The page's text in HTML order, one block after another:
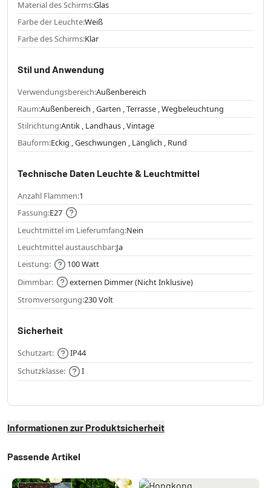
Material des Schirms:Glas
Farbe der Leuchte:Weiß
Farbe des Schirms:Klar
Stil und Anwendung
Verwendungsbereich:Außenbereich
Raum:Außenbereich , Garten , Terrasse , Wegbeleuchtung
Stilrichtung:Antik , Landhaus , Vintage
Bauform:Eckig , Geschwungen , Länglich , Rund
Technische Daten Leuchte & Leuchtmittel
Anzahl Flammen:1
Fassung:E27
Leuchtmittel im Lieferumfang:Nein
Leuchtmittel austauschbar:Ja
Leistung:
100 Watt
Dimmbar:
externen Dimmer (Nicht Inklusive)
Stromversorgung:230 Volt
Sicherheit
Schutzart:
IP44
Schutzklasse:
I
Informationen zur Produktsicherheit
Passende Artikel